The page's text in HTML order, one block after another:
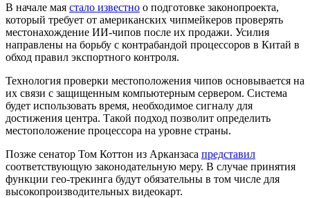
В начале мая стало известно о подготовке законопроекта,
который требует от американских чипмейкеров проверять
местонахождение ИИ-чипов после их продажи. Усилия
направлены на борьбу с контрабандой процессоров в Китай в
обход правил экспортного контроля.
Технология проверки местоположения чипов основывается на
их связи с защищенным компьютерным сервером. Система
будет использовать время, необходимое сигналу для
достижения центра. Такой подход позволит определить
местоположение процессора на уровне страны.
Позже сенатор Том Коттон из Арканзаса представил
соответствующую законодательную меру. В случае принятия
функции гео-трекинга будут обязательны в том числе для
высокопроизводительных видеокарт.